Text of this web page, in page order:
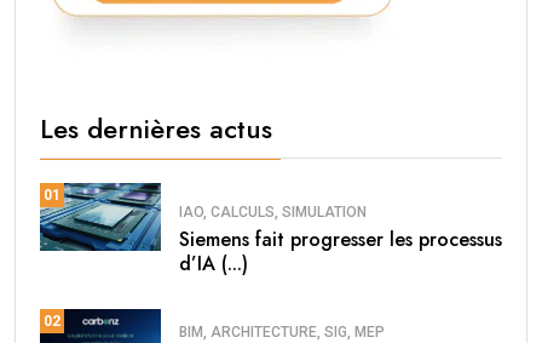
Les dernières actus
01
IAO, CALCULS, SIMULATION
Siemens fait progresser les processus
d’IA (...)
02
BIM, ARCHITECTURE, SIG, MEP